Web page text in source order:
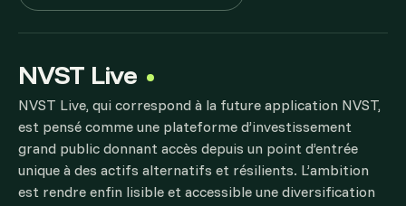
NVST Live
NVST Live, qui correspond à la future application NVST,
est pensé comme une plateforme d’investissement
grand public donnant accès depuis un point d’entrée
unique à des actifs alternatifs et résilients. L’ambition
est rendre enfin lisible et accessible une diversification